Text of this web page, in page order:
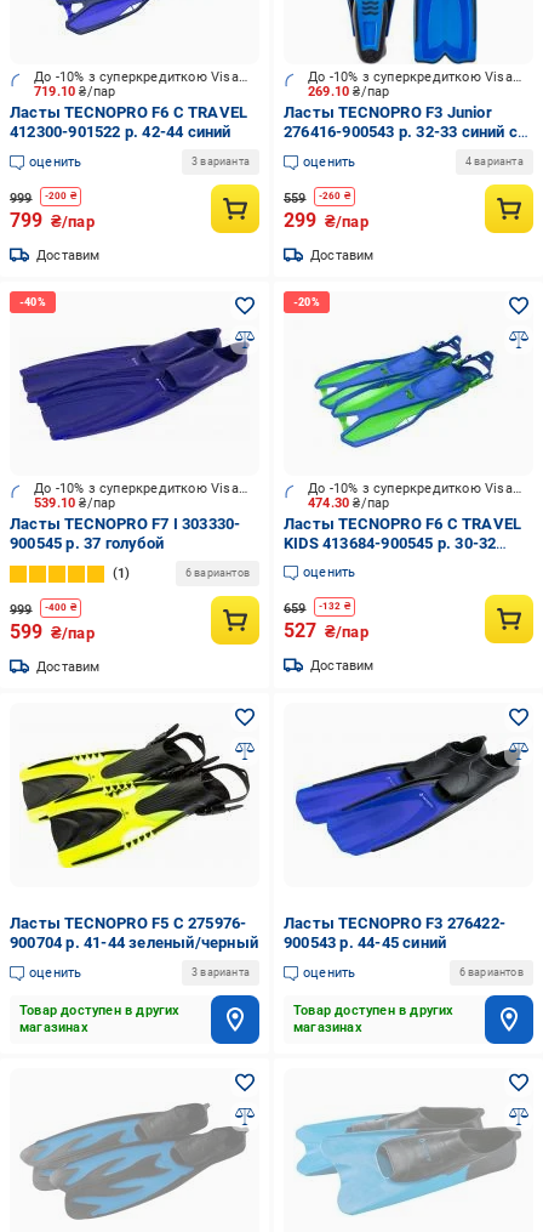
719.10₴/пар
До -10% з суперкредиткою Visa Вигода
Ласты TECNOPRO F6 C TRAVEL
412300-901522 р. 42-44 синий
оценить 3 варианта
999 -200 ₴
799 ₴/пар
Доставим
269.10₴/пар
До -10% з суперкредиткою Visa Вигода
Ласты TECNOPRO F3 Junior
276416-900543 р. 32-33 синий с
черным
оценить 4 варианта
559 -260 ₴
299 ₴/пар
Доставим
539.10₴/пар
До -10% з суперкредиткою Visa Вигода
Ласты TECNOPRO F7 I 303330-
900545 р. 37 голубой
1 6 вариантов
999 -400 ₴
599 ₴/пар
Доставим
474.30₴/пар
До -10% з суперкредиткою Visa Вигода
Ласты TECNOPRO F6 C TRAVEL
KIDS 413684-900545 р. 30-32
синий с салатовым
оценить
659 -132 ₴
527 ₴/пар
Доставим
Ласты TECNOPRO F5 C 275976-
900704 р. 41-44 зеленый/черный
оценить 3 варианта
Товар доступен в других
магазинах
Ласты TECNOPRO F3 276422-
900543 р. 44-45 синий
оценить 6 вариантов
Товар доступен в других
магазинах